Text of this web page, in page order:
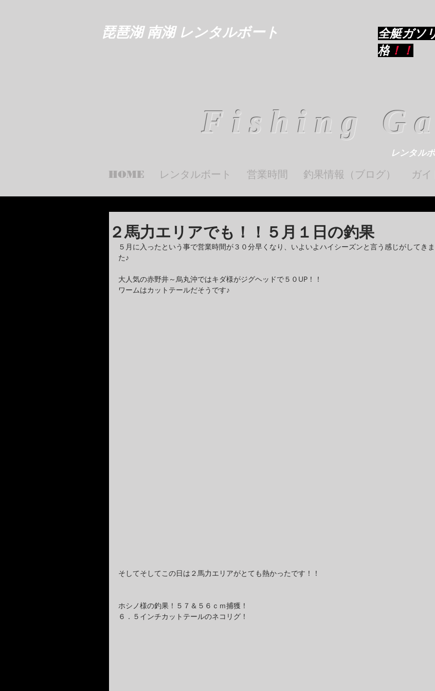
琵琶湖 南湖 レンタルボート
全艇ガソ
格 ！！
Fishing
レンタル
HOME レンタルボート 営業時間 釣果情報（ブログ） ガイ
２馬力エリアでも！！５月１日の釣果
５月に入ったという事で営業時間が３０分早くなり、いよいよハイシーズンと言う感じがしてき
た♪
大人気の赤野井～烏丸沖ではキダ様がジグヘッドで５０UP！！
ワームはカットテールだそうです♪
そしてそしてこの日は２馬力エリアがとても熱かったです！！
ホシノ様の釣果！５７＆５６ｃｍ捕獲！
６．５インチカットテールのネコリグ！